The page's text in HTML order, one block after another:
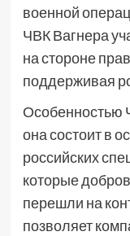
военной
ЧВК Вагнера
на стороне
поддерживая
Особенностью
она состоит в
российских
которые
перешли на
позволяет